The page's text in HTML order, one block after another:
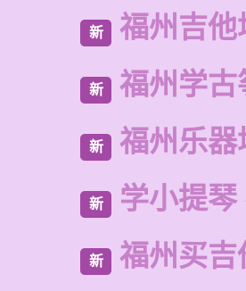
新 福州吉他
新 福州学古
新 福州乐器
新 学小提
新 福州买吉